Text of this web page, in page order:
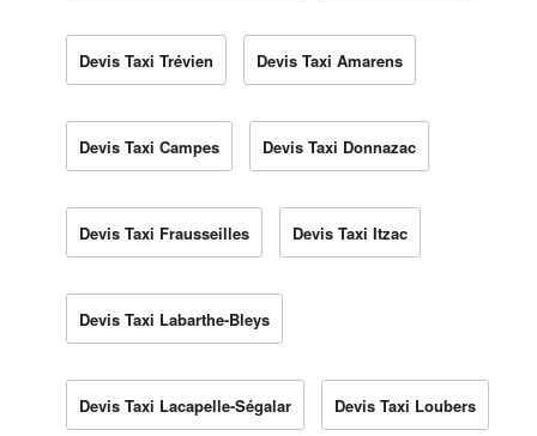
Devis Taxi Trévien Devis Taxi Amarens
Devis Taxi Campes Devis Taxi Donnazac
Devis Taxi Frausseilles Devis Taxi Itzac
Devis Taxi Labarthe-Bleys
Devis Taxi Lacapelle-Ségalar Devis Taxi Loubers